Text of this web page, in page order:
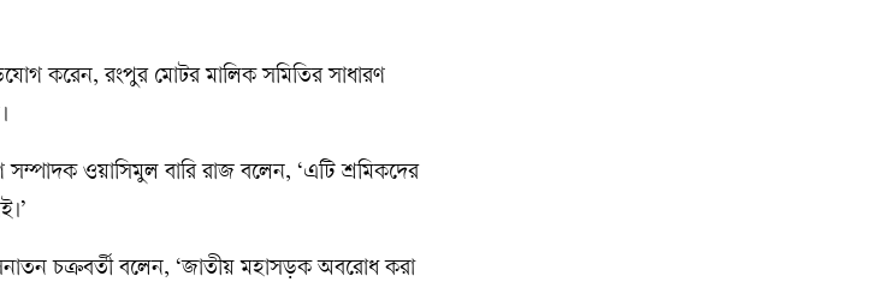
করেন, রংপুর মোটর মালিক সমিতির সাধারণ
ওয়াসিমুল বারি রাজ বলেন, ‘এটি শ্রমিকদের
চক্রবর্তী বলেন, ‘জাতীয় মহাসড়ক অবরোধ করা